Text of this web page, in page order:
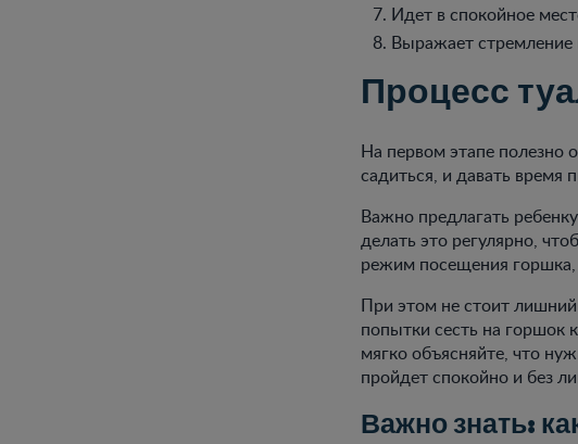
Идет в спокойное
Выражает стремление
Процесс
На первом этапе полезно
садиться, и давать время
Важно предлагать
делать это регулярно,
режим посещения горшка,
При этом не стоит
попытки сесть на горшок
мягко объясняйте, что
пройдет спокойно и без
Важно знать: